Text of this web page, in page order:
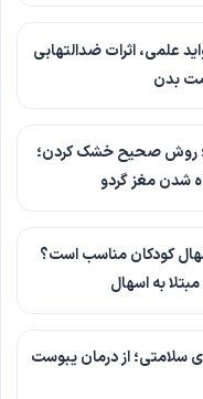
علمی، اثرات ضدالتهابی
بدن
روش صحیح خشک کردن؛
شدن مغز گردو
کودکان مناسب است؟
به اسهال
سلامتی؛ از درمان یبوست